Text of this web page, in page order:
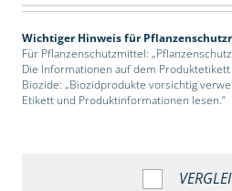
Wichtiger Hinweis für
Für Pflanzenschutzmittel:
Die Informationen auf dem
Biozide: „Biozidprodukte vorsichtig
Etikett und Produktinformationen lesen.“